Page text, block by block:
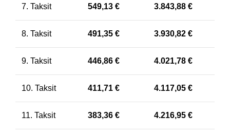
7. Taksit 549,13 € 3.843,88 €
8. Taksit 491,35 € 3.930,82 €
9. Taksit 446,86 € 4.021,78 €
10. Taksit 411,71 € 4.117,05 €
11. Taksit 383,36 € 4.216,95 €